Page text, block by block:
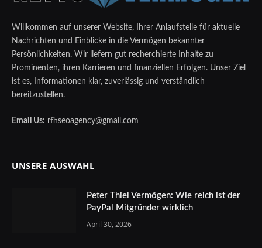
Willkommen auf unserer Website, Ihrer Anlaufstelle für aktuelle
Nachrichten und Einblicke in die Vermögen bekannter
Persönlichkeiten. Wir liefern gut recherchierte Inhalte zu
Prominenten, ihren Karrieren und finanziellen Erfolgen. Unser Ziel
ist es, Informationen klar, zuverlässig und verständlich
bereitzustellen.
Email Us: rfhseoagency@gmail.com
UNSERE AUSWAHL
Peter Thiel Vermögen: Wie reich ist der
PayPal Mitgründer wirklich
April 30, 2026